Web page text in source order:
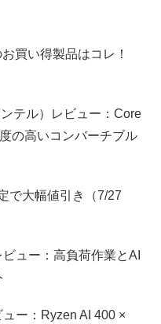
買い得製品はコレ！
テル）レビュー：Core
の高いコンバーチブル
で大幅値引き（7/27
ュー：高負荷作業とAI
ー：Ryzen AI 400 ×